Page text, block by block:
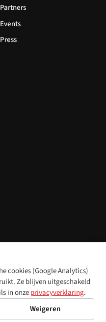
Partners
Events
Press
Cookie settings
简体中文PolskiFrançais
cookies (Google Analytics)
Ze blijven uitgeschakeld
in onzeprivacyverklaring.
Weigeren